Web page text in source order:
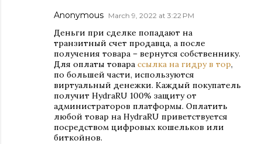
Anonymous March 9, 2022 at 3:22 PM
Деньги при сделке попадают на
транзитный счет продавца, а после
получения товара – вернутся собственнику.
Для оплаты товара ссылка на гидру в тор,
по большей части, используются
виртуальный денежки. Каждый покупатель
получит HydraRU 100% защиту от
администраторов платформы. Оплатить
любой товар на HydraRU приветствуется
посредством цифровых кошельков или
биткойнов.